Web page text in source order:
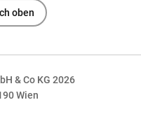
oben
& Co KG 2026
Wien